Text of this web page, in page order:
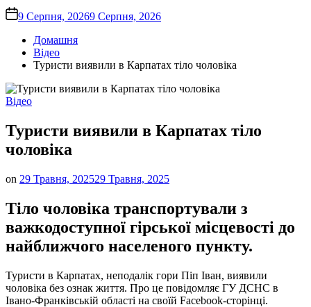
on9 Серпня, 20269 Серпня, 2026
Домашня
Відео
Туристи виявили в Карпатах тіло чоловіка
Опублікувати
Відео
Туристи виявили в Карпатах тіло
чоловіка
on 29 Травня, 202529 Травня, 2025
Тіло чоловіка транспортували з
важкодоступної гірської місцевості до
найближчого населеного пункту.
Туристи в Карпатах, неподалік гори Піп Іван, виявили
чоловіка без ознак життя. Про це повідомляє ГУ ДСНС в
Івано-Франківській області на своїй Facebook-сторінці.